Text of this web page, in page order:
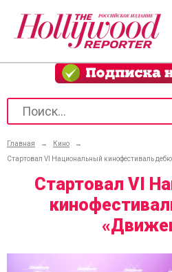
Главная → Кино
→
Стартовал VI Национальный кинофестиваль
Стартовал VI